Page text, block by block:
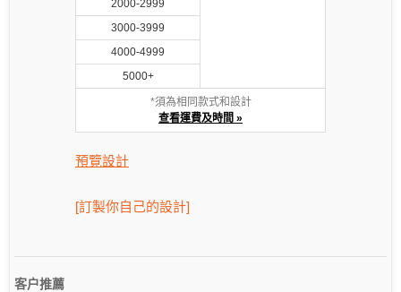
2000-2999
3000-3999
4000-4999
5000+
*須為相同款式和設計
查看運費及時間 »
預覽設計
[訂製你自己的設計]
客户推薦